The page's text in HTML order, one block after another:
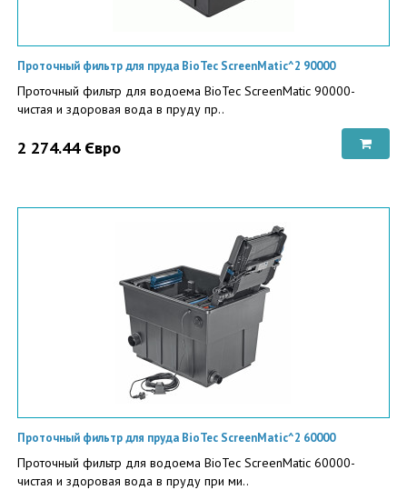
Проточный фильтр для пруда BioTec ScreenMatic^2 90000
Проточный фильтр для водоема BioTec ScreenMatic 90000-
чистая и здоровая вода в пруду пр..
2 274.44 Євро
Проточный фильтр для пруда BioTec ScreenMatic^2 60000
Проточный фильтр для водоема BioTec ScreenMatic 60000-
чистая и здоровая вода в пруду при ми..